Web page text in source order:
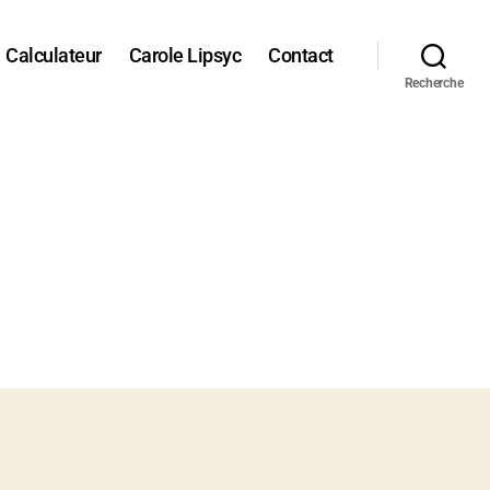
Calculateur Carole Lipsyc Contact
Recherche